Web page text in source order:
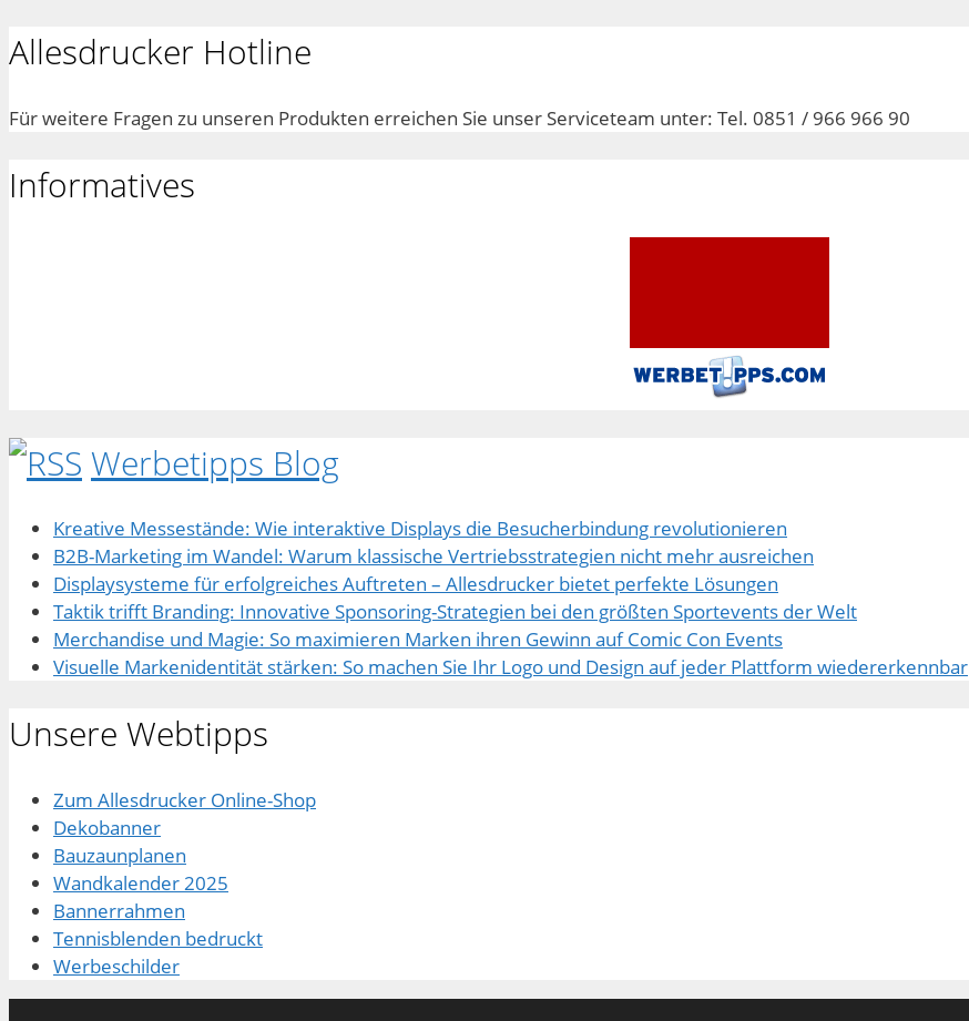
Allesdrucker Hotline
Für weitere Fragen zu unseren Produkten erreichen Sie unser Serviceteam unter: Tel. 0851 / 966 966 90
Informatives
Werbetipps Blog
Kreative Messestände: Wie interaktive Displays die Besucherbindung revolutionieren
B2B-Marketing im Wandel: Warum klassische Vertriebsstrategien nicht mehr ausreichen
Displaysysteme für erfolgreiches Auftreten – Allesdrucker bietet perfekte Lösungen
Taktik trifft Branding: Innovative Sponsoring-Strategien bei den größten Sportevents der Welt
Merchandise und Magie: So maximieren Marken ihren Gewinn auf Comic Con Events
Visuelle Markenidentität stärken: So machen Sie Ihr Logo und Design auf jeder Plattform wiedererkennbar
Unsere Webtipps
Zum Allesdrucker Online-Shop
Dekobanner
Bauzaunplanen
Wandkalender 2025
Bannerrahmen
Tennisblenden bedruckt
Werbeschilder